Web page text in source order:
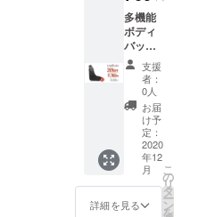
す。ご
了承く
ださ
い。
り遅れ
る可能
性もご
ざいま
す。 ※
送料込
の価格
となり
ます。
※商品の
仕様、
デザイ
ンに関
しまし
ては一
多機能
ボディ
バッグ
「Orion
」2セッ
トのお
届けで
す。 【
1セット
の詳細
】 ・本
体x1 ・
説明書
x1 ※お
支援
者：
0人
お届
け予
定：
2020
年12
月
詳細を見る
こ
の
リ
タ
ー
ン
を